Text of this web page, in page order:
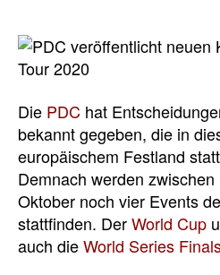
Die PDC hat
bekannt gegeben, die in
europäischem Festland
Demnach werden
Oktober noch vier Events
stattfinden. DerWorld Cup
auch dieWorld Series